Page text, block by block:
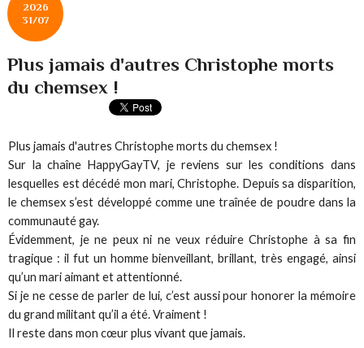
2026
31/07
Plus jamais d'autres Christophe morts
du chemsex !
Plus jamais d'autres Christophe morts du chemsex !
Sur la chaîne HappyGayTV, je reviens sur les conditions dans
lesquelles est décédé mon mari, Christophe. Depuis sa disparition,
le chemsex s’est développé comme une traînée de poudre dans la
communauté gay.
Évidemment, je ne peux ni ne veux réduire Christophe à sa fin
tragique : il fut un homme bienveillant, brillant, très engagé, ainsi
qu’un mari aimant et attentionné.
Si je ne cesse de parler de lui, c’est aussi pour honorer la mémoire
du grand militant qu’il a été. Vraiment !
Il reste dans mon cœur plus vivant que jamais.